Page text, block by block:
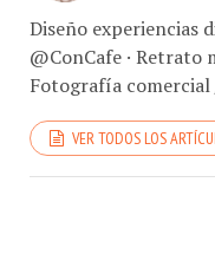
Diseño experiencias
@ConCafe · Retrato
Fotografía
VER TODOS LOS